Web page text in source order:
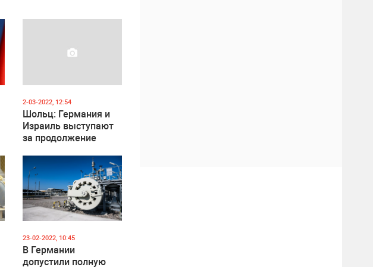
2-03-2022, 12:54
Шольц: Германия и
Израиль выступают
за продолжение
Россией и Украиной
23-02-2022, 10:45
В Германии
допустили полную